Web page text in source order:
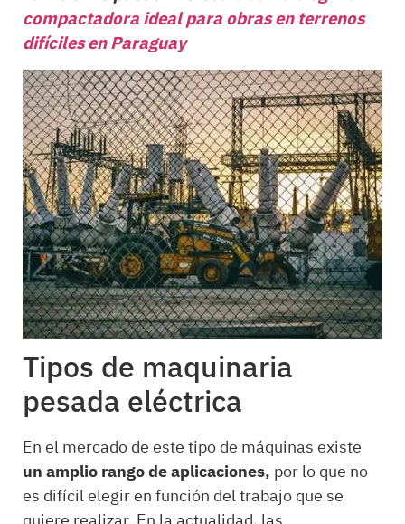
compactadora ideal para obras en terrenos
difíciles en Paraguay
Tipos de maquinaria
pesada eléctrica
En el mercado de este tipo de máquinas existe
un amplio rango de aplicaciones, por lo que no
es difícil elegir en función del trabajo que se